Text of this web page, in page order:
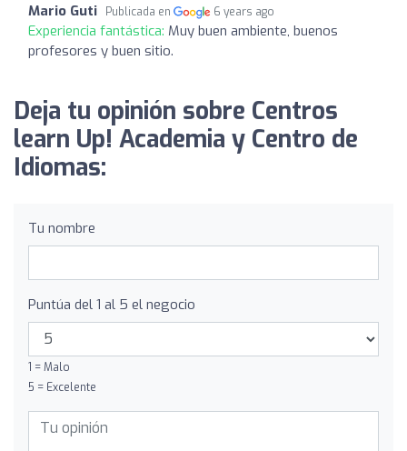
Mario Guti Publicada en 6 years ago
Experiencia fantástica: Muy buen ambiente, buenos
profesores y buen sitio.
Deja tu opinión sobre Centros
learn Up! Academia y Centro de
Idiomas:
Tu nombre
Puntúa del 1 al 5 el negocio
1 = Malo
5 = Excelente